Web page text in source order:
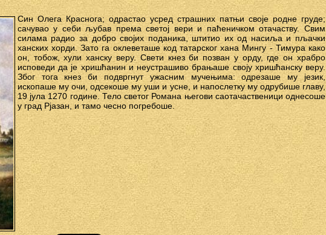
Син Олега Краснога; одрастао усред страшних патњи своје родне груде;
сачувао у себи љубав према светој вери и паћеничком отачаству. Свим
силама радио за добро својих поданика, штитио их од насиља и пљачки
ханских хорди. Зато га оклеветаше код татарског хана Мингу - Тимура како
он, тобож, хули ханску веру. Свети кнез би позван у орду, где он храбро
исповеди да је хришћанин и неустрашиво брањаше своју хришћанску веру.
Због тога кнез би подвргнут ужасним мучењима: одрезаше му језик,
ископаше му очи, одсекоше му уши и усне, и напослетку му одрубише главу,
19 јула 1270 године. Тело светог Романа његови саотачаственици однесоше
у град Рјазан, и тамо чесно погребоше.